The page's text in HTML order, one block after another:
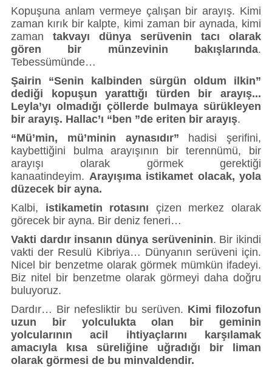
Kopuşuna anlam vermeye çalışan bir arayış. Kimi
zaman kırık bir kalpte, kimi zaman bir aynada, kimi
zaman takvayı dünya serüvenin tacı olarak
gören bir münzevinin bakışlarında.
Tebessümünde…
Şairin “Senin kalbinden sürgün oldum ilkin”
dediği kopuşun yarattığı türden bir arayış...
Leyla’yı olmadığı çöllerde bulmaya sürükleyen
bir arayış. Hallac’ı “ben ”de eriten bir arayış.
“Mü’min, mü’minin aynasıdır” hadisi şerifini,
kaybettiğini bulma arayışının bir terennümü, bir
arayışı olarak görmek gerektiği
kanaatindeyim. Arayışıma istikamet olacak, yola
düzecek bir ayna.
Kalbi, istikametin rotasını çizen merkez olarak
görecek bir ayna. Bir deniz feneri…
Vakti dardır insanın dünya serüveninin. Bir ikindi
vakti der Resulü Kibriya… Dünyanın serüveni için.
Nicel bir benzetme olarak görmek mümkün ifadeyi.
Biz nitel bir benzetme olarak görmeyi daha doğru
buluyoruz.
Dardır… Bir nefesliktir bu serüven. Kimi filozofun
uzun bir yolculukta olan bir geminin
yolcularının acil ihtiyaçlarını karşılamak
amacıyla kısa süreliğine uğradığı bir liman
olarak görmesi de bu minvaldendir.